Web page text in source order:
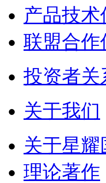
产品技术
联盟合作
投资者关
关于我们
关于星耀
理论著作